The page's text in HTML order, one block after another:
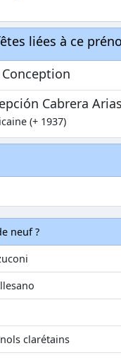
liées à ce
Cabrera
(+ 1937)
neuf ?
clarétains